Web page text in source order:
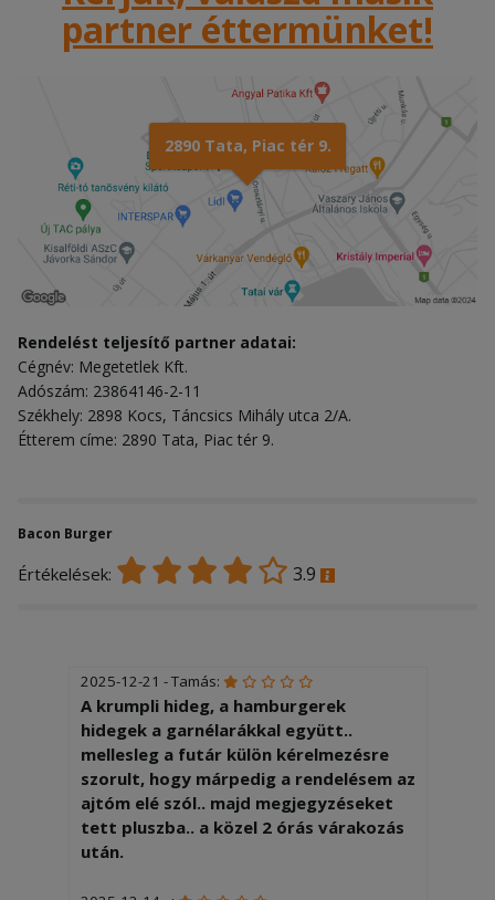
partner éttermünket!
2890 Tata, Piac tér 9.
Rendelést teljesítő partner adatai:
Cégnév: Megetetlek Kft.
Adószám: 23864146-2-11
Székhely: 2898 Kocs, Táncsics Mihály utca 2/A.
Étterem címe: 2890 Tata, Piac tér 9.
Bacon Burger
Értékelések: 3.9
2025-12-21 - Tamás:
A krumpli hideg, a hamburgerek
hidegek a garnélarákkal együtt..
mellesleg a futár külön kérelmezésre
szorult, hogy márpedig a rendelésem az
ajtóm elé szól.. majd megjegyzéseket
tett pluszba.. a közel 2 órás várakozás
után.